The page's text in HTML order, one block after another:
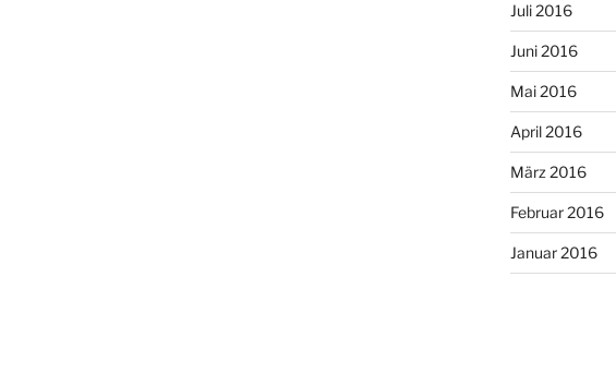
Juli 2016
Juni 2016
Mai 2016
April 2016
März 2016
Februar 2016
Januar 2016